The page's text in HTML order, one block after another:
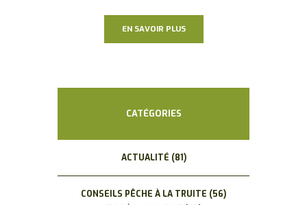
EN SAVOIR PLUS
CATÉGORIES
ACTUALITÉ (81)
CONSEILS PÊCHE À LA TRUITE (56)